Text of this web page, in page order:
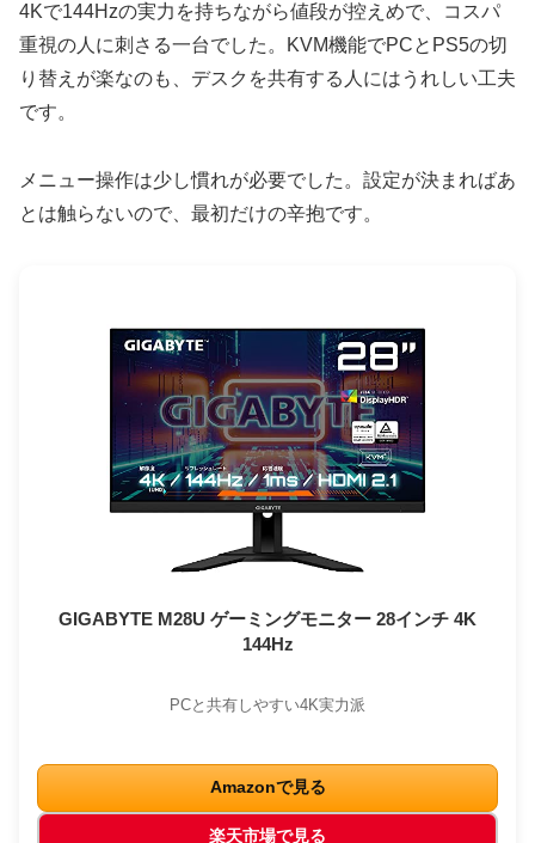
4Kで144Hzの実力を持ちながら値段が控えめで、コスパ
重視の人に刺さる一台でした。KVM機能でPCとPS5の切
り替えが楽なのも、デスクを共有する人にはうれしい工夫
です。
メニュー操作は少し慣れが必要でした。設定が決まればあ
とは触らないので、最初だけの辛抱です。
GIGABYTE M28U ゲーミングモニター 28インチ 4K
144Hz
PCと共有しやすい4K実力派
Amazonで見る
楽天市場で見る